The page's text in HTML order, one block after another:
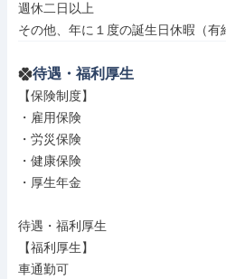
週休二日以上
その他、年に１度の誕生日休暇（有
待遇・福利厚生
【保険制度】
・雇用保険
・労災保険
・健康保険
・厚生年金
待遇・福利厚生
【福利厚生】
車通勤可